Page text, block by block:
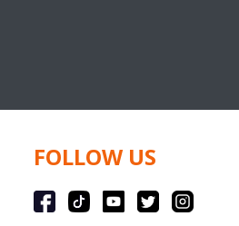
FOLLOW US